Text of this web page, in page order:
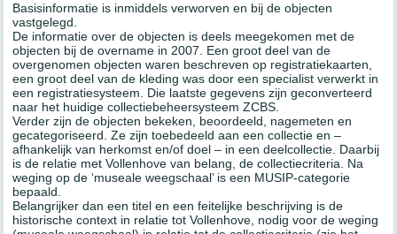
Basisinformatie is inmiddels verworven en bij de objecten
vastgelegd.
De informatie over de objecten is deels meegekomen met de
objecten bij de overname in 2007. Een groot deel van de
overgenomen objecten waren beschreven op registratiekaarten,
een groot deel van de kleding was door een specialist verwerkt in
een registratiesysteem. Die laatste gegevens zijn geconverteerd
naar het huidige collectiebeheersysteem ZCBS.
Verder zijn de objecten bekeken, beoordeeld, nagemeten en
gecategoriseerd. Ze zijn toebedeeld aan een collectie en –
afhankelijk van herkomst en/of doel – in een deelcollectie. Daarbij
is de relatie met Vollenhove van belang, de collectiecriteria. Na
weging op de ‘museale weegschaal’ is een MUSIP-categorie
bepaald.
Belangrijker dan een titel en een feitelijke beschrijving is de
historische context in relatie tot Vollenhove, nodig voor de weging